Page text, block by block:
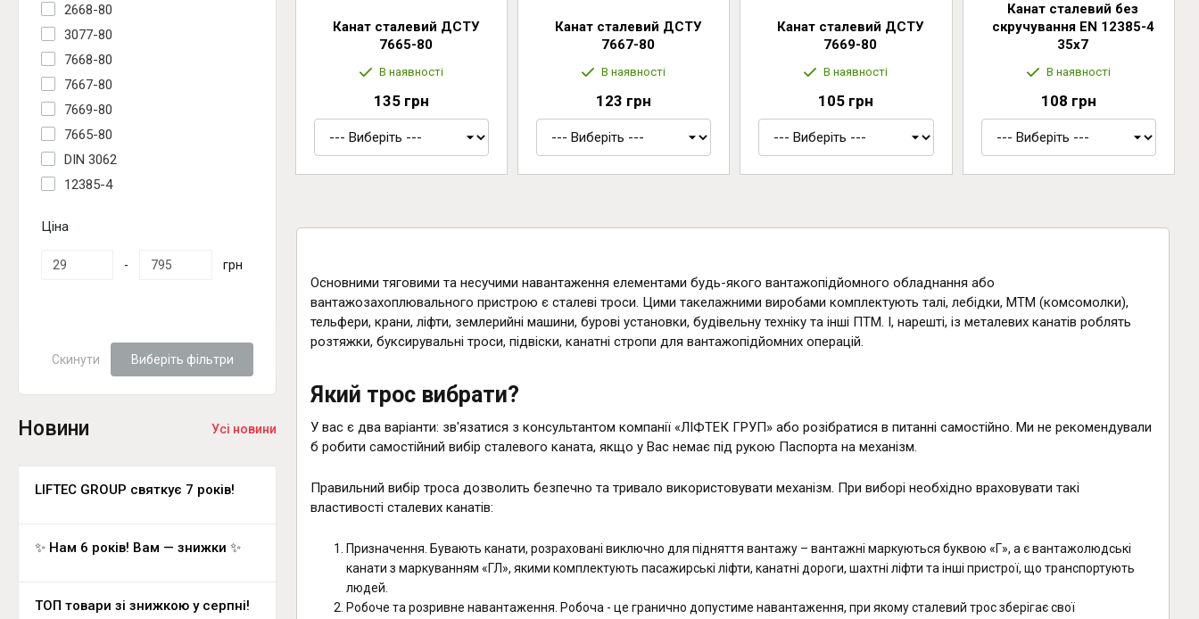
2668-80
3077-80
7668-80
7667-80
7669-80
7665-80
DIN 3062
12385-4
Ціна
- грн
Скинути Виберіть фільтри
Новини Усі новини
LIFTEC GROUP святкує 7 років!
✨ Нам 6 років! Вам — знижки ✨
ТОП товари зі знижкою у серпні!
Канат сталевий ДСТУ
7665-80
В наявності
135 грн
Канат сталевий ДСТУ
7667-80
В наявності
123 грн
Канат сталевий ДСТУ
7669-80
В наявності
105 грн
Канат сталевий без
скручування EN 12385-4
35x7
В наявності
108 грн
Основними тяговими та несучими навантаження елементами будь-якого вантажопідйомного обладнання або
вантажозахоплювального пристрою є сталеві троси. Цими такелажними виробами комплектують талі, лебідки, МТМ (комсомолки),
тельфери, крани, ліфти, землерийні машини, бурові установки, будівельну техніку та інші ПТМ. І, нарешті, із металевих канатів роблять
розтяжки, буксирувальні троси, підвіски, канатні стропи для вантажопідйомних операцій.
Який трос вибрати?
У вас є два варіанти: зв'язатися з консультантом компанії «ЛІФТЕК ГРУП» або розібратися в питанні самостійно. Ми не рекомендували
б робити самостійний вибір сталевого каната, якщо у Вас немає під рукою Паспорта на механізм.
Правильний вибір троса дозволить безпечно та тривало використовувати механізм. При виборі необхідно враховувати такі
властивості сталевих канатів:
Призначення. Бувають канати, розраховані виключно для підняття вантажу – вантажні маркуються буквою «Г», а є вантажолюдські
канати з маркуванням «ГЛ», якими комплектують пасажирські ліфти, канатні дороги, шахтні ліфти та інші пристрої, що транспортують
людей.
Робоче та розривне навантаження. Робоча - це гранично допустиме навантаження, при якому сталевий трос зберігає свої